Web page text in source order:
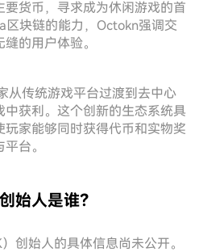
货币，寻求成为休闲游戏的首
区块链的能力，Octokn强调交
的用户体验。
从传统游戏平台过渡到去中心
获利。这个创新的生态系统具
家能够同时获得代币和实物奖
台。
始人是谁？
创始人的具体信息尚未公开。